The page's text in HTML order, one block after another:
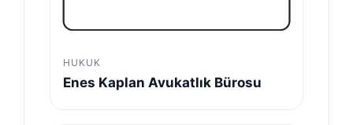
HUKUK
Enes Kaplan Avukatlık Bürosu